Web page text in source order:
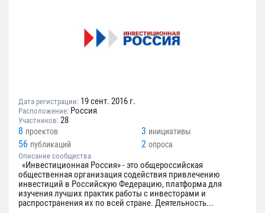
Дата регистрации: 19 сент. 2016 г.
Расположение: Россия
Участников: 28
8 проектов 3 инициативы
56 публикаций 2 опроса
Описание сообщества
«Инвестиционная Россия» - это общероссийская
общественная организация содействия привлечению
инвестиций в Российскую Федерацию, платформа для
изучения лучших практик работы с инвесторами и
распространения их по всей стране. Деятельность...